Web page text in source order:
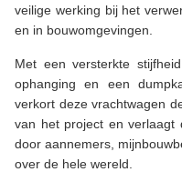
veilige werking bij het
en in bouwomgevingen.
Met een versterkte
ophanging en een
verkort deze vrachtwagen
van het project en verlaagt
door aannemers,
over de hele wereld.